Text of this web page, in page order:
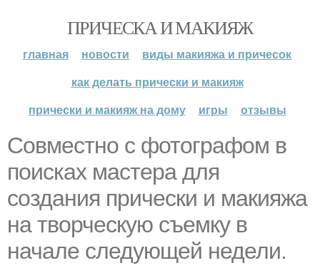
ПРИЧЕСКА И МАКИЯЖ
главная новости
виды макияжа и причесок
как делать прически и макияж
прически и макияж на дому
игры отзывы
Совместно с фотографом в
поисках мастера для
создания прически и макияжа
на творческую съемку в
начале следующей недели.